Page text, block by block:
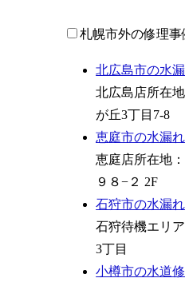
札幌市外の修理事
北広島市の水
北広島店所在
が丘3丁目7-8
恵庭市の水漏
恵庭店所在地
９８−２ 2F
石狩市の水漏
石狩待機エリ
3丁目
小樽市の水道